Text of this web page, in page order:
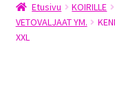
OnnenTaisto
Etusivu KOIRILLE
VETOVALJAAT YM.
XXL